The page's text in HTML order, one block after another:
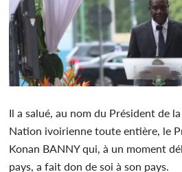
Il a salué, au nom du Président de
Nation ivoirienne toute entière, le
Konan BANNY qui, à un moment
pays, a fait don de soi à son pays.